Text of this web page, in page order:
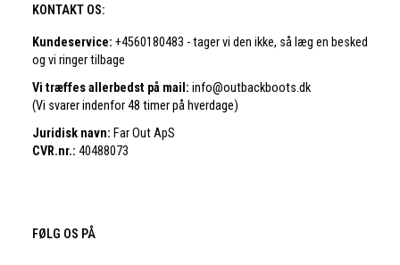
KONTAKT OS:
Kundeservice: +4560180483 - tager vi den ikke, så læg en besked
og vi ringer tilbage
Vi træffes allerbedst på mail: info@outbackboots.dk
(Vi svarer indenfor 48 timer på hverdage)
Juridisk navn: Far Out ApS
CVR.nr.: 40488073
FØLG OS PÅ